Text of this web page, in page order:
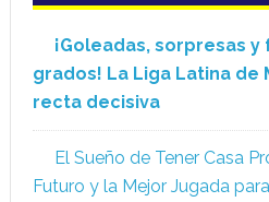
¡Goleadas, sorpresas
grados! La Liga Latina de
recta decisiva
El Sueño de Tener Casa
Futuro y la Mejor Jugada